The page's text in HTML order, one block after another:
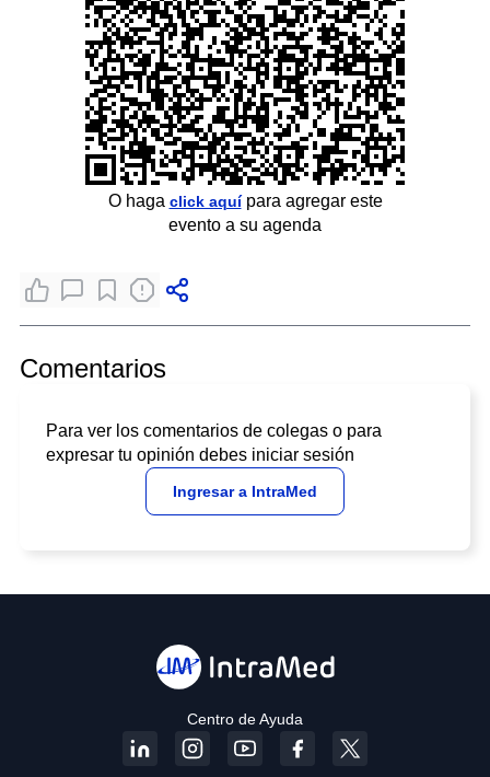
O haga click aquípara agregar este
evento a su agenda
Comentarios
Para ver los comentarios de colegas o para
expresar tu opinión debes iniciar sesión
Ingresar a IntraMed
Centro de Ayuda